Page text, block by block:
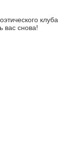
клуба
вас снова!